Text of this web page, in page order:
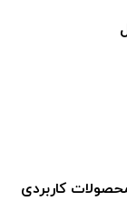
کاربردی